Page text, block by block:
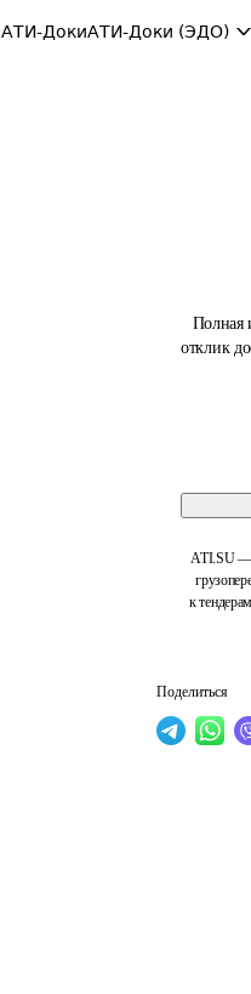
АТИ-ДокиАТИ-Доки (ЭДО)
Полная
отклик
ATI.SU —
к
Поделиться